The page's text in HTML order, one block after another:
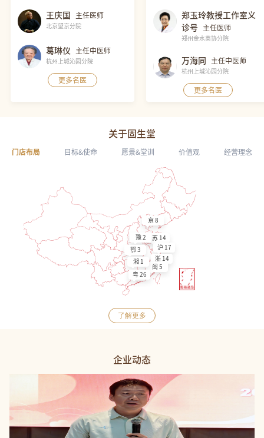
王庆国 主任医师
北京望京分院
葛琳仪 主任中医师
杭州上城沁园分院
更多名医
郑玉玲教授工作室义
诊号
主任医师
郑州金水英协分院
万海同 主任中医师
杭州上城沁园分院
更多名医
关于固生堂
门店布局 目标&使命 愿景&堂训 价值观 经营理念
苏 14
沪 17
浙 14
闽 5
京 8
豫 2
鄂 3
湘 1
粤 26
了解更多
企业动态